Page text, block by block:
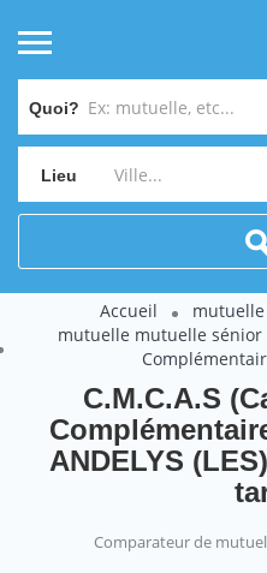
Quoi?
Lieu
Accueil
mutuelle mutuelle sénior
C.M.C.A.S
ANDELYS
Comparateur de